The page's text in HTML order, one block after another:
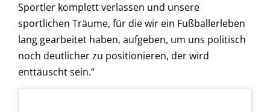
Sportler komplett verlassen und unsere
sportlichen Träume, für die wir ein Fußballerleben
lang gearbeitet haben, aufgeben, um uns politisch
noch deutlicher zu positionieren, der wird
enttäuscht sein.“